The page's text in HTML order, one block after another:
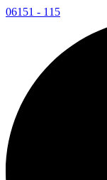
06151 - 115